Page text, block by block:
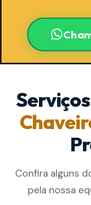
Confira alguns
pela nossa